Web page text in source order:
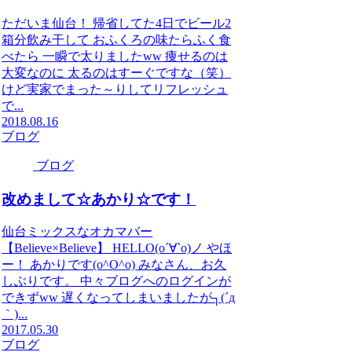
ただいま仙台！ 帰省してた4日でビール2
箱分飲み干して おふくろの味たらふく食
べたら 一瞬で太りましたww 痩せるのは
大変なのに 太るのはすーぐですな（笑）
けど実家でまった～りしてリフレッシュ
で...
2018.08.16
ブログ
ブログ
改めまして☆あかり☆です！
仙台ミックスなオカマバー
【Believe×Believe】 HELLO(о´∀`о)ノ やほ
ー！ あかりです(o^O^o) みなさん、お久
しぶりです。 中々ブログへのログインが
できずww 遅くなってしまいましたが┐(´д
｀)...
2017.05.30
ブログ